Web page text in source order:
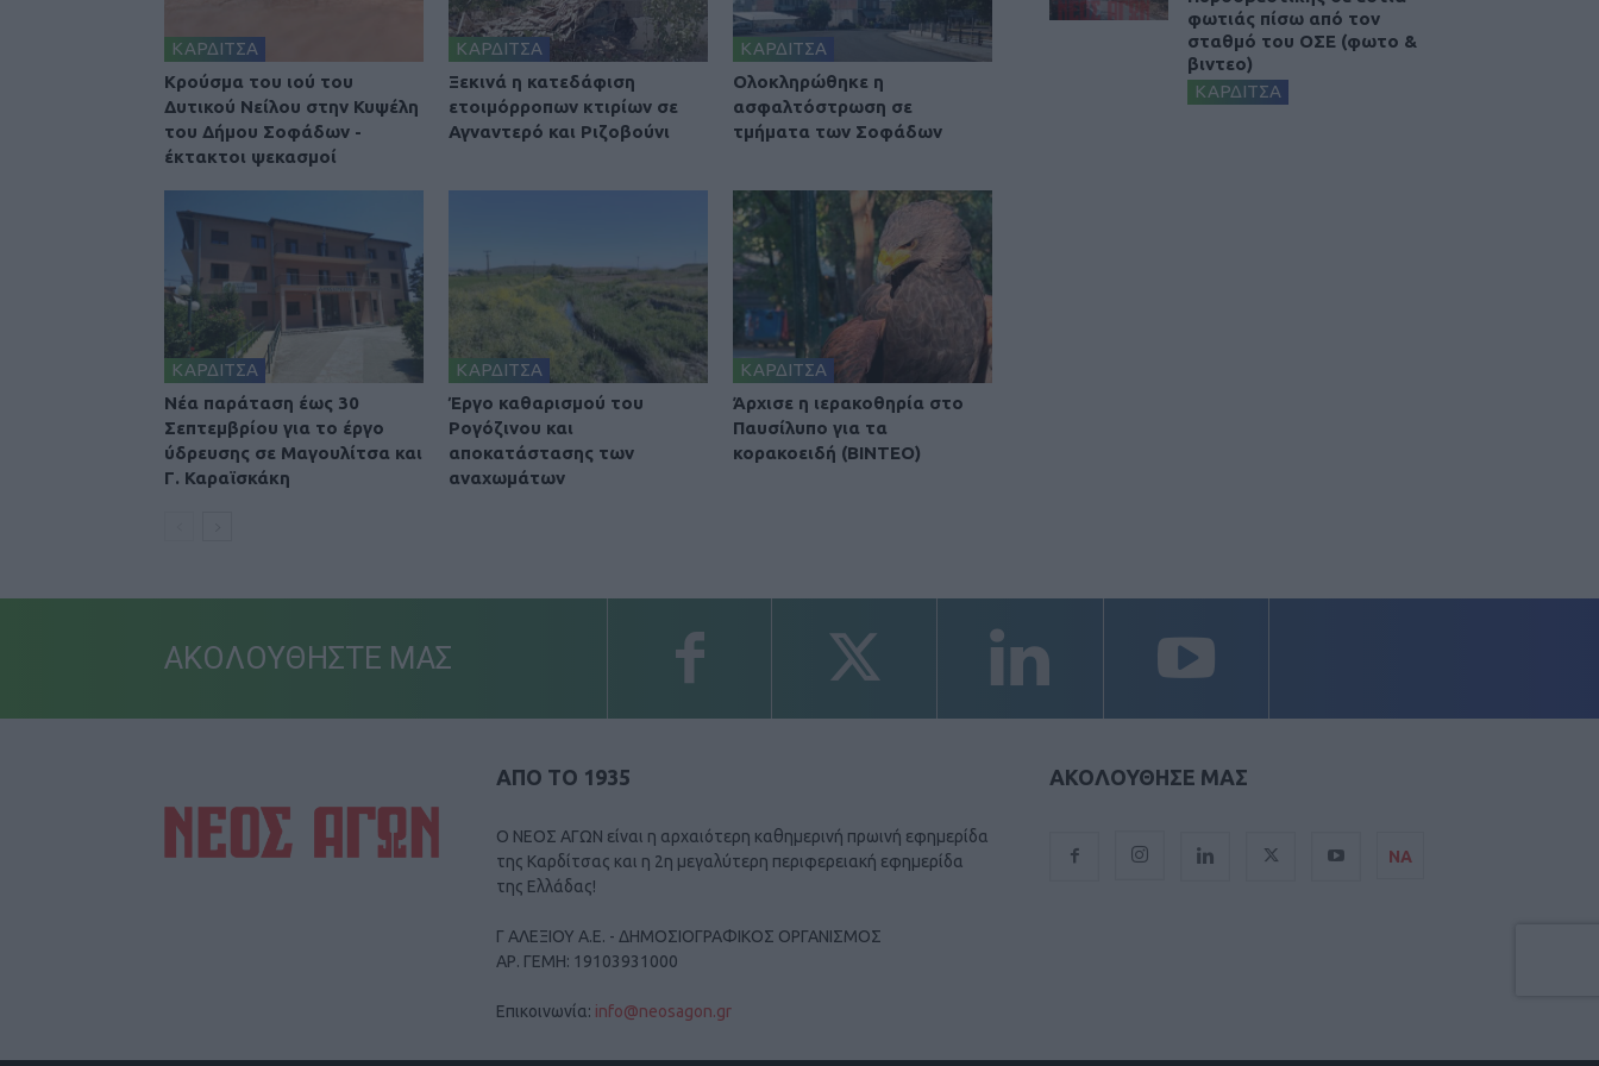
ΚΑΡΔΙΤΣΑ
Κρούσμα του ιού του
Δυτικού Νείλου στην Κυψέλη
του Δήμου Σοφάδων -
έκτακτοι ψεκασμοί
ΚΑΡΔΙΤΣΑ
Ξεκινά η κατεδάφιση
ετοιμόρροπων κτιρίων σε
Αγναντερό και Ριζοβούνι
ΚΑΡΔΙΤΣΑ
Ολοκληρώθηκε η
ασφαλτόστρωση σε
τμήματα των Σοφάδων
ΚΑΡΔΙΤΣΑ
Νέα παράταση έως 30
Σεπτεμβρίου για το έργο
ύδρευσης σε Μαγουλίτσα και
Γ. Καραϊσκάκη
ΚΑΡΔΙΤΣΑ
Έργο καθαρισμού του
Ρογόζινου και
αποκατάστασης των
αναχωμάτων
ΚΑΡΔΙΤΣΑ
Άρχισε η ιερακοθηρία στο
Παυσίλυπο για τα
κορακοειδή (ΒΙΝΤΕΟ)
φωτιάς πίσω από τον
σταθμό του ΟΣΕ (φωτο &
βιντεο)
ΚΑΡΔΙΤΣΑ
ΑΚΟΛΟΥΘΗΣΤΕ ΜΑΣ
ΑΠΟ ΤΟ 1935
Ο ΝΕΟΣ ΑΓΩΝ είναι η αρχαιότερη καθημερινή πρωινή εφημερίδα
της Καρδίτσας και η 2η μεγαλύτερη περιφερειακή εφημερίδα
της Ελλάδας!
Γ ΑΛΕΞΙΟΥ Α.Ε. - ΔΗΜΟΣΙΟΓΡΑΦΙΚΟΣ ΟΡΓΑΝΙΣΜΟΣ
ΑΡ. ΓΕΜΗ: 19103931000
Επικοινωνία: info@neosagon.gr
ΑΚΟΛΟΥΘΗΣΕ ΜΑΣ
ΝΑ